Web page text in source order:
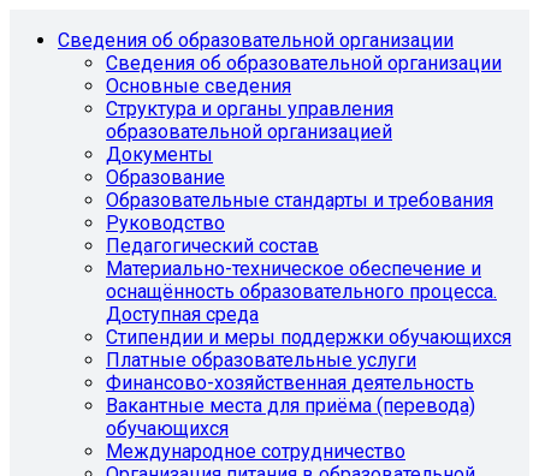
Сведения об образовательной организации
Сведения об образовательной организации
Основные сведения
Структура и органы управления
образовательной организацией
Документы
Образование
Образовательные стандарты и требования
Руководство
Педагогический состав
Материально-техническое обеспечение и
оснащённость образовательного процесса.
Доступная среда
Стипендии и меры поддержки обучающихся
Платные образовательные услуги
Финансово-хозяйственная деятельность
Вакантные места для приёма (перевода)
обучающихся
Международное сотрудничество